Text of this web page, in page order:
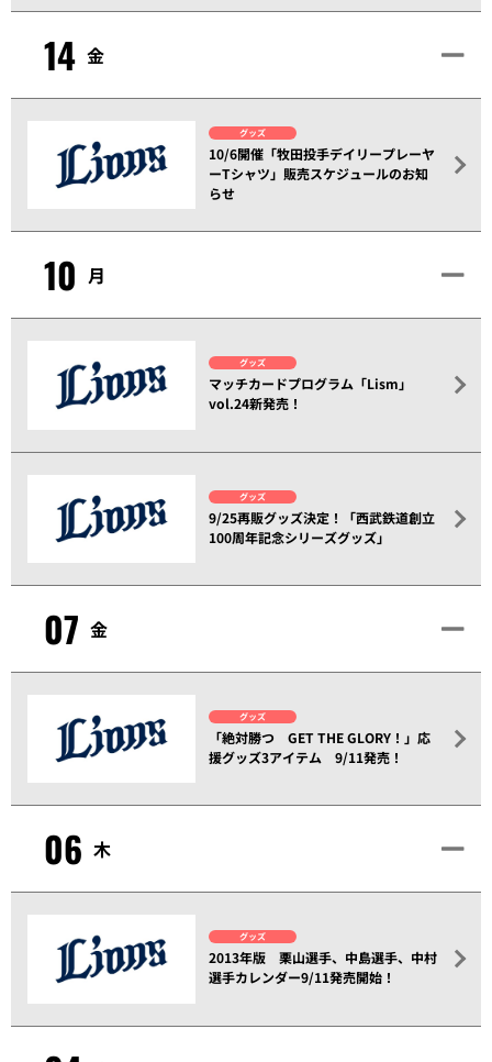
14 金
グッズ
10/6開催「牧田投手デイリープレーヤ
ーTシャツ」販売スケジュールのお知
らせ
10 月
グッズ
マッチカードプログラム「Lism」
vol.24新発売！
グッズ
9/25再販グッズ決定！「西武鉄道創立
100周年記念シリーズグッズ」
07 金
グッズ
「絶対勝つ GET THE GLORY！」応
援グッズ3アイテム 9/11発売！
06 木
グッズ
2013年版 栗山選手、中島選手、中村
選手カレンダー9/11発売開始！